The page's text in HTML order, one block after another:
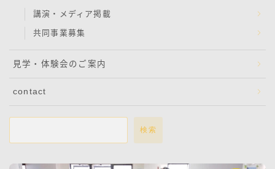
講演・メディア掲載
共同事業募集
見学・体験会のご案内
contact
検索